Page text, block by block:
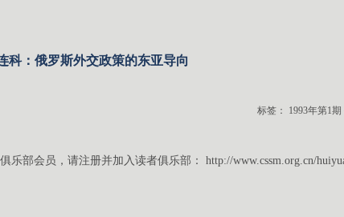
科：俄罗斯外交政策的东亚导向
标签： 1993年第1期
乐部会员，请注册并加入读者俱乐部： http://www.cssm.org.cn/